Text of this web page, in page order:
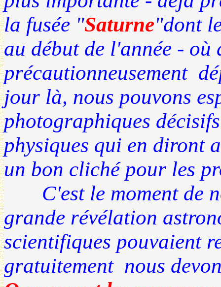
la fusée "Saturne"dont
au début de l'année - où
précautionneusement
jour là, nous pouvons
photographiques
physiques qui en diront
un bon cliché pour les
C'est le moment de
grande révélation
scientifiques pouvaient
gratuitement nous